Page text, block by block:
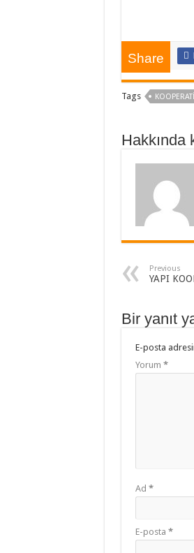
Share
Tags
Hakkında
Previous
YAPI
Bir yanıt
E-posta
Yorum *
Ad *
E-posta *